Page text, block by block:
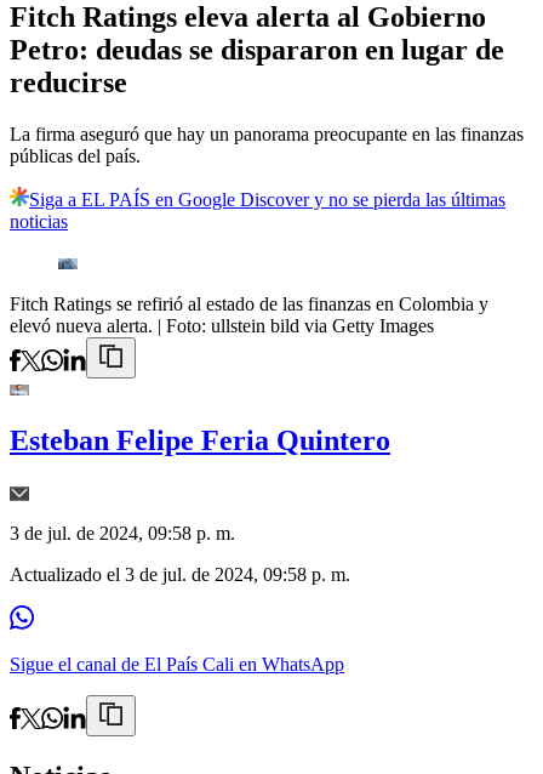
Fitch Ratings eleva alerta al Gobierno
Petro: deudas se dispararon en lugar de
reducirse
La firma aseguró que hay un panorama preocupante en las finanzas
públicas del país.
Siga a EL PAÍS en Google Discover y no se pierda las últimas
noticias
Fitch Ratings se refirió al estado de las finanzas en Colombia y
elevó nueva alerta. | Foto: ullstein bild via Getty Images
Esteban Felipe Feria Quintero
3 de jul. de 2024, 09:58 p. m.
Actualizado el 3 de jul. de 2024, 09:58 p. m.
Sigue el canal de El País Cali en WhatsApp